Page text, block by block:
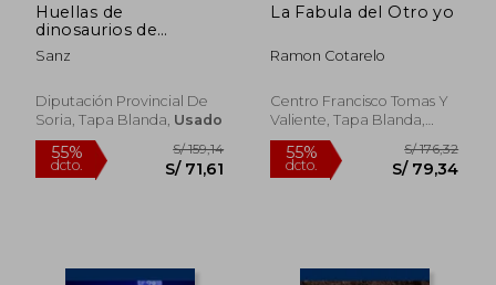
Huellas de
dinosaurios de
castillay León
Sanz
Diputación Provincial De
Soria, Tapa Blanda, Usado
La Fabula del Otro yo
Ramon Cotarelo
Centro Francisco Tomas Y
Valiente, Tapa Blanda,
Usado